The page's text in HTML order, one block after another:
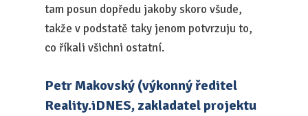
tam posun dopředu jakoby skoro všude,
takže v podstatě taky jenom potvrzuju to,
co říkali všichni ostatní.
Petr Makovský (výkonný ředitel
Reality.iDNES, zakladatel projektu